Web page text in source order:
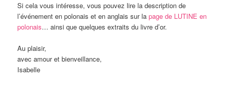
Si cela vous intéresse, vous pouvez lire la description de
l’événement en polonais et en anglais sur lapage de LUTINE en
polonais… ainsi que quelques extraits du livre d’or.
Au plaisir,
avec amour et bienveillance,
Isabelle